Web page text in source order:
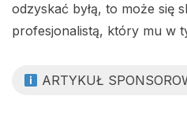
odzyskać byłą, to może się
profesjonalistą, który mu w
ARTYKUŁ